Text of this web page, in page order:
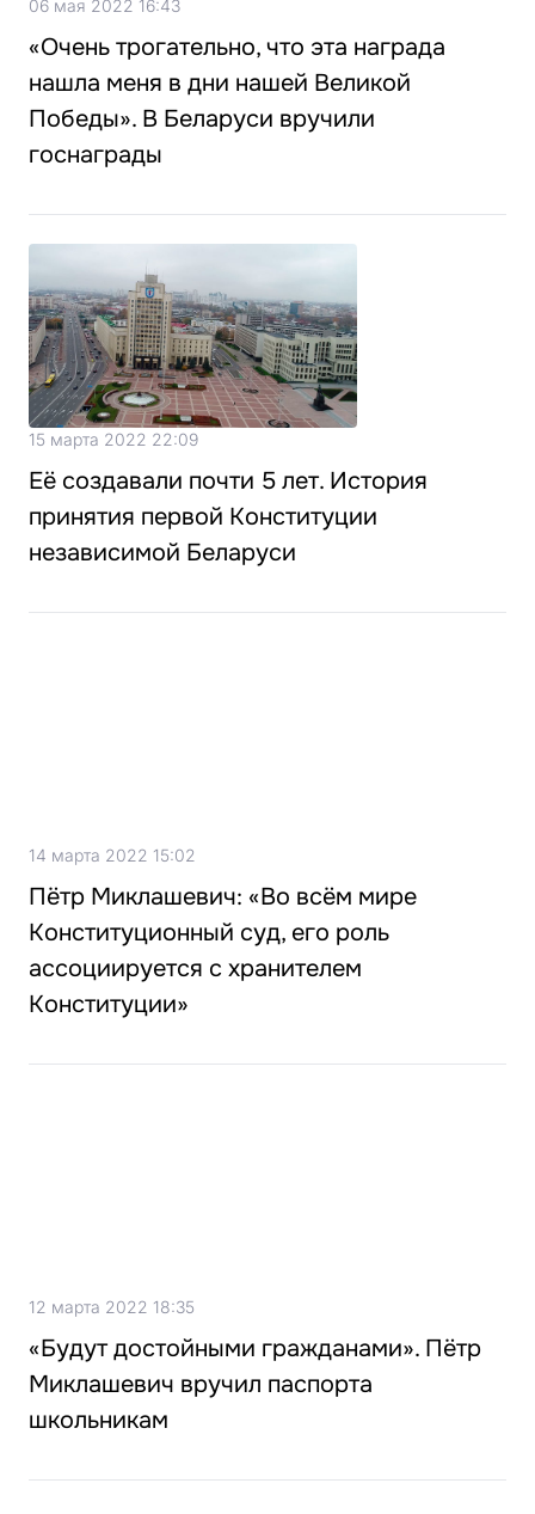
06 мая 2022 16:43
«Очень трогательно, что эта награда
нашла меня в дни нашей Великой
Победы». В Беларуси вручили
госнаграды
15 марта 2022 22:09
Её создавали почти 5 лет. История
принятия первой Конституции
независимой Беларуси
14 марта 2022 15:02
Пётр Миклашевич: «Во всём мире
Конституционный суд, его роль
ассоциируется с хранителем
Конституции»
12 марта 2022 18:35
«Будут достойными гражданами». Пётр
Миклашевич вручил паспорта
школьникам